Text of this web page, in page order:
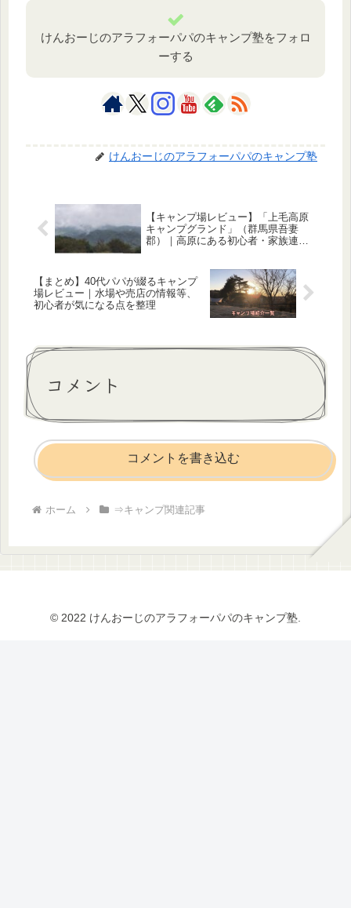
けんおーじのアラフォーパパのキャンプ塾をフォロ
ーする
けんおーじのアラフォーパパのキャンプ塾
【キャンプ場レビュー】「上毛高原
キャンプグランド」（群馬県吾妻
郡）｜高原にある初心者・家族連れ
【まとめ】40代パパが綴るキャンプ
場レビュー｜水場や売店の情報等、
初心者が気になる点を整理
コメント
コメントを書き込む
ホーム ⇒キャンプ関連記事
© 2022 けんおーじのアラフォーパパのキャンプ塾.